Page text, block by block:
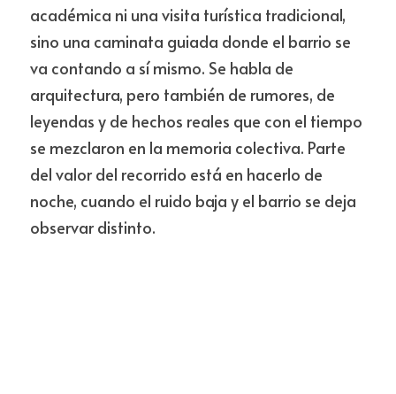
académica ni una visita turística tradicional,
sino una caminata guiada donde el barrio se
va contando a sí mismo. Se habla de
arquitectura, pero también de rumores, de
leyendas y de hechos reales que con el tiempo
se mezclaron en la memoria colectiva. Parte
del valor del recorrido está en hacerlo de
noche, cuando el ruido baja y el barrio se deja
observar distinto.